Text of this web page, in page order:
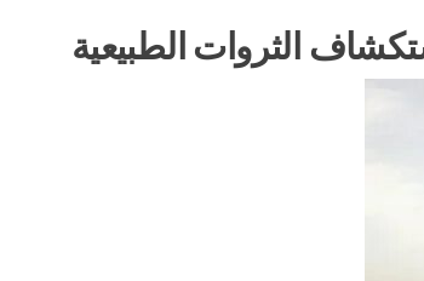
الثروات الطبيعية